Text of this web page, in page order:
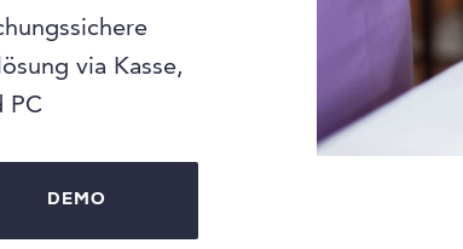
via Kasse,
PC
DEMO